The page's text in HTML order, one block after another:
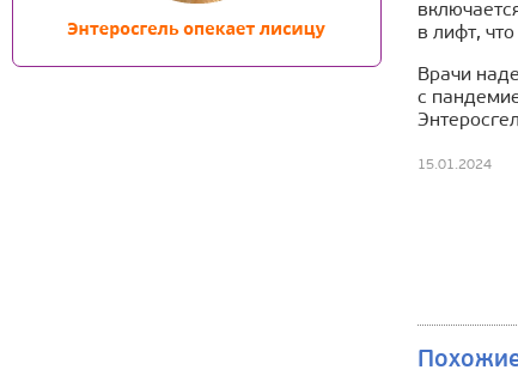
в лифт,
Врачи
с
15.01.2024